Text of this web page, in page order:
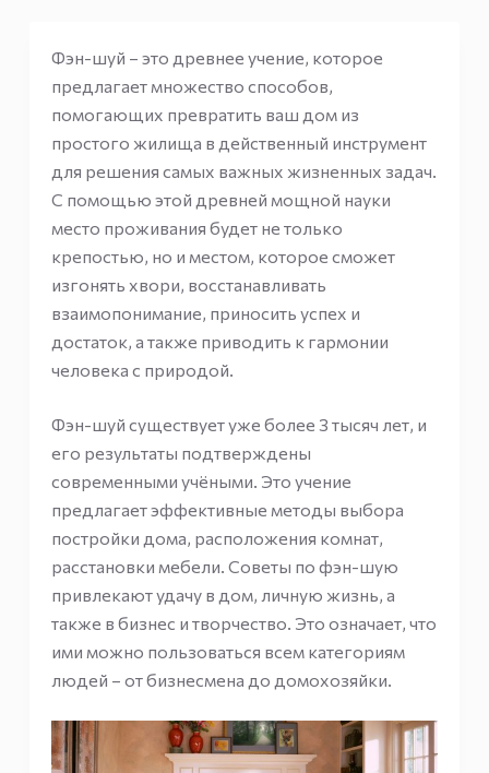
Фэн-шуй – это древнее учение, которое
предлагает множество способов,
помогающих превратить ваш дом из
простого жилища в действенный инструмент
для решения самых важных жизненных задач.
С помощью этой древней мощной науки
место проживания будет не только
крепостью, но и местом, которое сможет
изгонять хвори, восстанавливать
взаимопонимание, приносить успех и
достаток, а также приводить к гармонии
человека с природой.
Фэн-шуй существует уже более 3 тысяч лет, и
его результаты подтверждены
современными учёными. Это учение
предлагает эффективные методы выбора
постройки дома, расположения комнат,
расстановки мебели. Советы по фэн-шую
привлекают удачу в дом, личную жизнь, а
также в бизнес и творчество. Это означает, что
ими можно пользоваться всем категориям
людей – от бизнесмена до домохозяйки.